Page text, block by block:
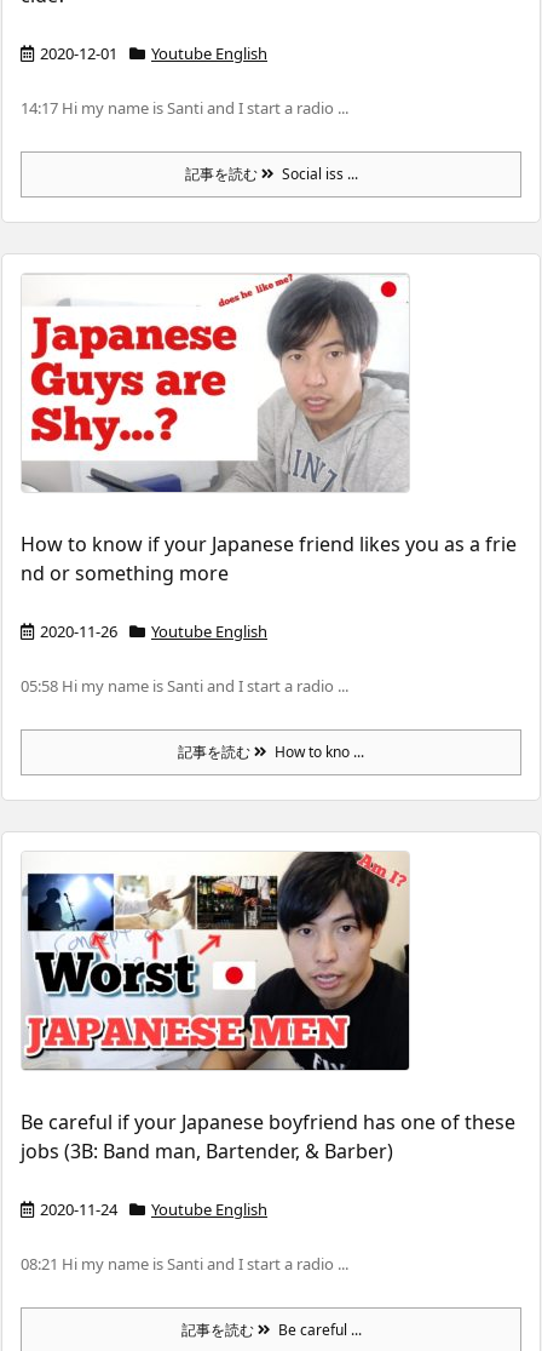
2020-12-01 Youtube English
14:17 Hi my name is Santi and I start a radio ...
記事を読む Social iss ...
How to know if your Japanese friend likes you as a frie
nd or something more
2020-11-26 Youtube English
05:58 Hi my name is Santi and I start a radio ...
記事を読む How to kno ...
Be careful if your Japanese boyfriend has one of these
jobs (3B: Band man, Bartender, & Barber)
2020-11-24 Youtube English
08:21 Hi my name is Santi and I start a radio ...
記事を読む Be careful ...